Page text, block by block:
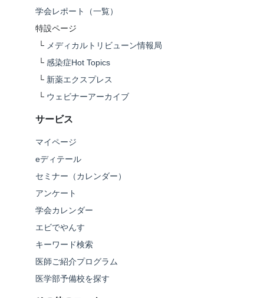
学会レポート（一覧）
特設ページ
└ メディカルトリビューン情報局
└ 感染症Hot Topics
└ 新薬エクスプレス
└ ウェビナーアーカイブ
サービス
マイページ
eディテール
セミナー（カレンダー）
アンケート
学会カレンダー
エビでやんす
キーワード検索
医師ご紹介プログラム
医学部予備校を探す